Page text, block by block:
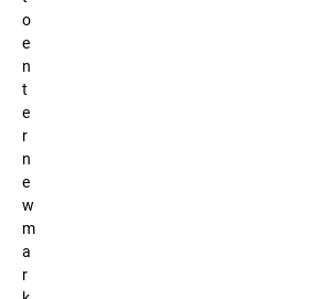
o
e
n
t
e
r
n
e
w
m
a
r